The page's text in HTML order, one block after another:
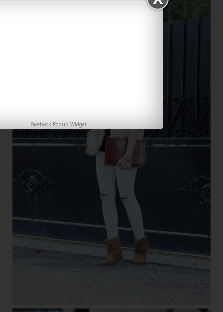
Facebook Popup Widget